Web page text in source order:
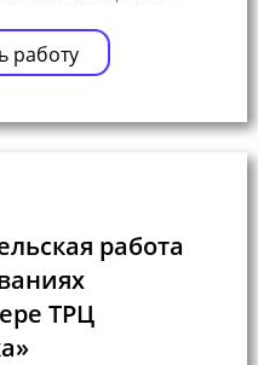
работу
работа
ТРЦ